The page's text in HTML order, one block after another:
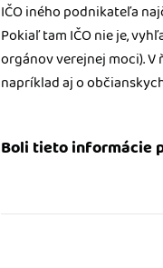
IČO iného podnikateľa
Pokiaľ tam IČO nie je,
orgánov verejnej moci).
napríklad aj o
Boli tieto informácie